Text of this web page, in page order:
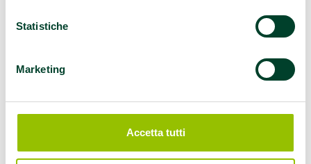
Statistiche
Marketing
Accetta tutti
Centri Antifumo